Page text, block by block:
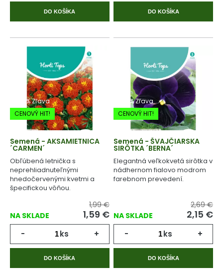
DO KOŠÍKA DO KOŠÍKA
-20% Zľava
CENOVÝ HIT!
Semená - AKSAMIETNICA
´CARMEN´
Obľúbená letnička s
neprehliadnuteľnými
hnedočervenými kvetmi a
špecifickou vôňou.
NA SKLADE
1,99 €
1,59 €
- ks +
DO KOŠÍKA
-20% Zľava
CENOVÝ HIT!
Semená - ŠVAJČIARSKA
SIRÔTKA ´BERNA´
Elegantná veľkokvetá sirôtka v
nádhernom fialovo modrom
farebnom prevedení.
NA SKLADE
2,69 €
2,15 €
- ks +
DO KOŠÍKA